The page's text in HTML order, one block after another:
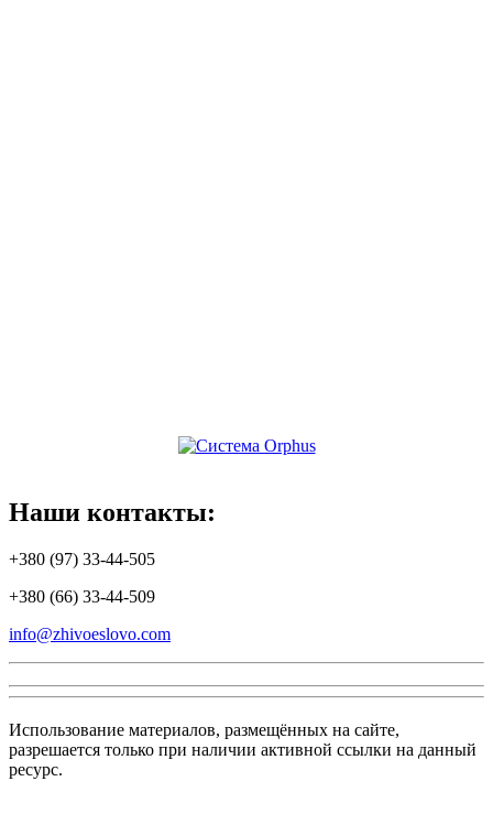
Наши контакты:
+380 (97) 33-44-505
+380 (66) 33-44-509
info@zhivoeslovo.com
Использование материалов, размещённых на сайте,
разрешается только при наличии активной ссылки на данный
ресурс.